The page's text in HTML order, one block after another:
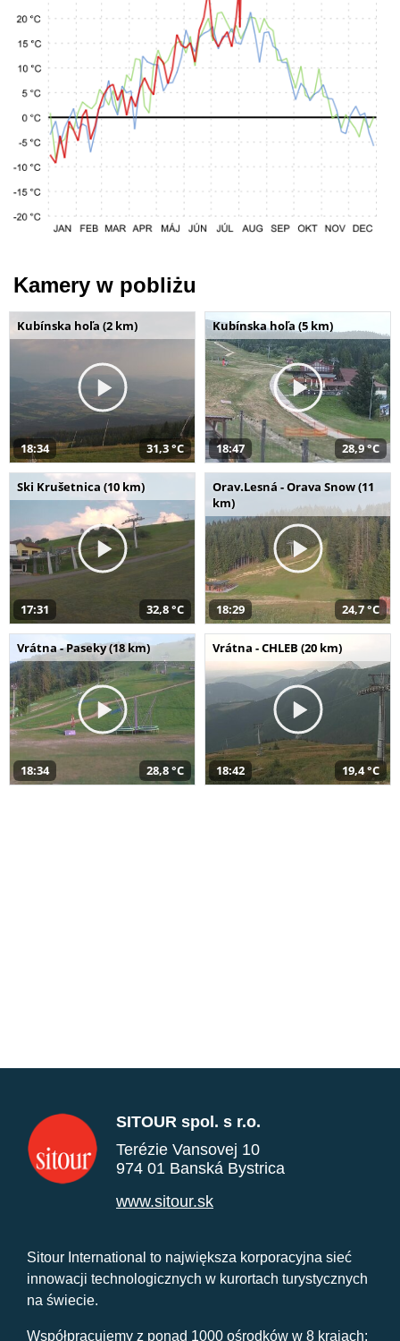
Kamery w pobliżu
Kubínska hoľa (2 km)
18:34 31,3 °C
Kubínska hoľa (5 km)
18:47 28,9 °C
Ski Krušetnica (10 km)
17:31 32,8 °C
Orav.Lesná - Orava Snow (11
km)
18:29 24,7 °C
Vrátna - Paseky (18 km)
18:34 28,8 °C
Vrátna - CHLEB (20 km)
18:42 19,4 °C
SITOUR spol. s r.o.
Terézie Vansovej 10
974 01 Banská Bystrica
www.sitour.sk
Sitour International to największa korporacyjna sieć
innowacji technologicznych w kurortach turystycznych
na świecie.
Współpracujemy z ponad 1000 ośrodków w 8 krajach: